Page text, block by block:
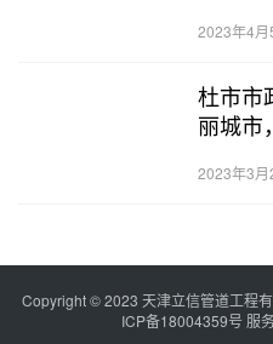
2023年4月
杜市市
丽城市
2023年3月
Copyright © 2023 天津立信管道工程
ICP备18004359号 服